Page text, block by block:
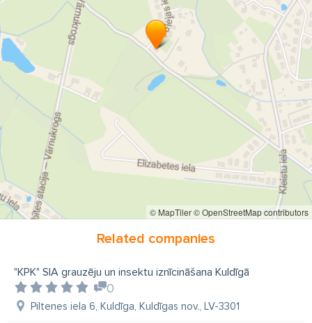
iznīcināšana mājās
iznīcināšana dzīvokļos
iznīcināšana uzņēmumos
grauzēju iznīdēšana
insektu iznīdēšana
iznīcināšana Talsos
© MapTiler© OpenStreetMap contributors
Related companies
"KPK" SIA grauzēju un insektu iznīcināšana Kuldīgā
0
Piltenes iela 6, Kuldīga, Kuldīgas nov., LV-3301